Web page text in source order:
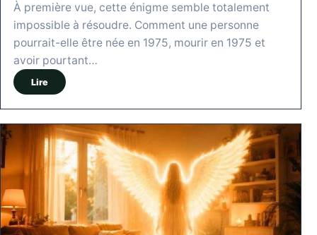
À première vue, cette énigme semble totalement
impossible à résoudre. Comment une personne
pourrait-elle être née en 1975, mourir en 1975 et
avoir pourtant…
Lire